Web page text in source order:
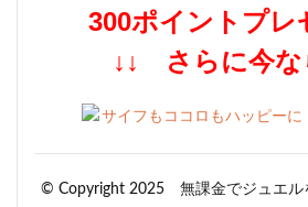
300ポイントプレ
↓↓ さらに今
© Copyright 2025 無課金でジュエル